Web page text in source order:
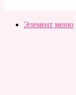
Slubovju.ru
Бесплатные
Элемент меню